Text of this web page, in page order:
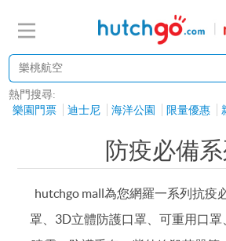
熱門搜尋:
樂園門票
迪士尼 海洋公園 限量優惠
防疫必備系
hutchgo mall為您網羅一系列抗疫
罩、3D立體防護口罩、可重用口